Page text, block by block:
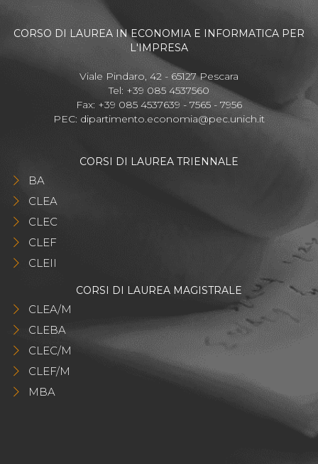
CORSO DI LAUREA IN ECONOMIA E INFORMATICA PER
L'IMPRESA
Viale Pindaro, 42 - 65127 Pescara
Tel: +39 085 4537560
Fax: +39 085 4537639 - 7565 - 7956
PEC: dipartimento.economia@pec.unich.it
CORSI DI LAUREA TRIENNALE
BA
CLEA
CLEC
CLEF
CLEII
CORSI DI LAUREA MAGISTRALE
CLEA/M
CLEBA
CLEC/M
CLEF/M
MBA